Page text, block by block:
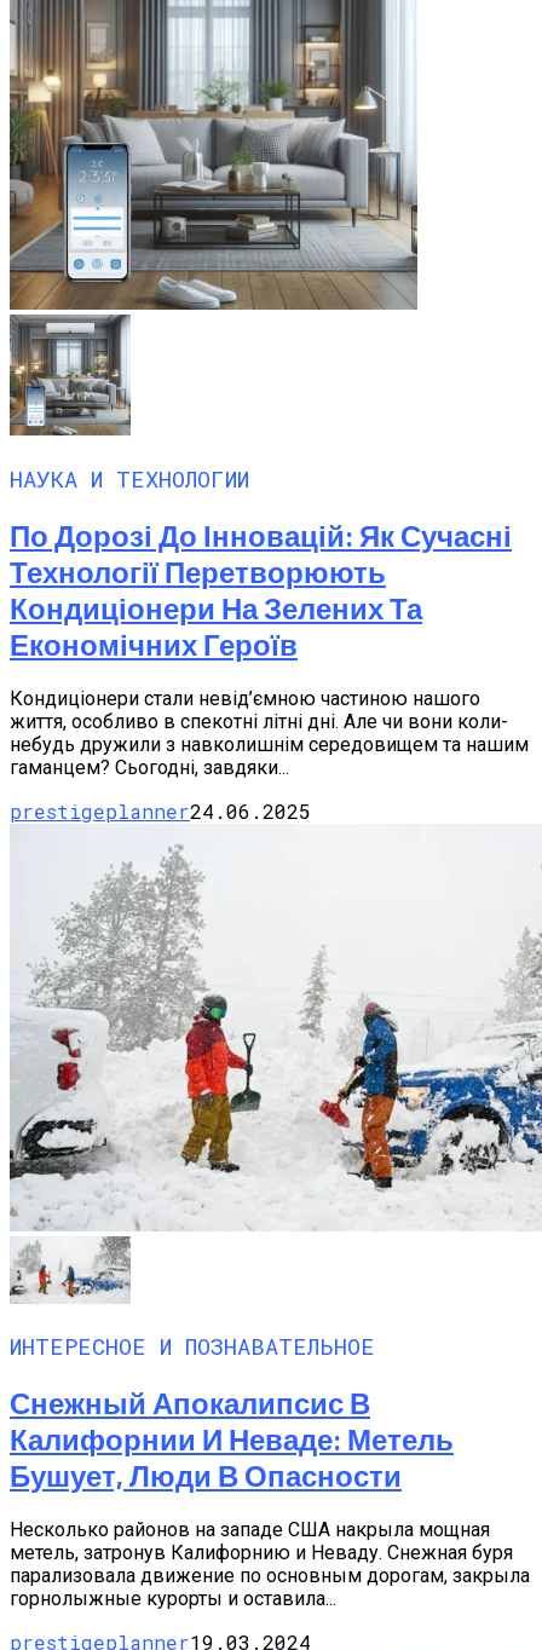
НАУКА И ТЕХНОЛОГИИ
По Дорозі До Інновацій: Як Сучасні
Технології Перетворюють
Кондиціонери На Зелених Та
Економічних Героїв
Кондиціонери стали невід’ємною частиною нашого
життя, особливо в спекотні літні дні. Але чи вони коли-
небудь дружили з навколишнім середовищем та нашим
гаманцем? Сьогодні, завдяки...
prestigeplanner24.06.2025
ИНТЕРЕСНОЕ И ПОЗНАВАТЕЛЬНОЕ
Снежный Апокалипсис В
Калифорнии И Неваде: Метель
Бушует, Люди В Опасности
Несколько районов на западе США накрыла мощная
метель, затронув Калифорнию и Неваду. Снежная буря
парализовала движение по основным дорогам, закрыла
горнолыжные курорты и оставила...
prestigeplanner19.03.2024